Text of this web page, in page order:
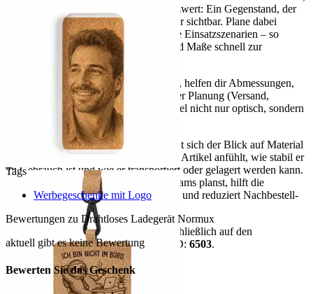
im Business-Kontext durch seinen Nutzwert: Ein Gegenstand, der
tatsächlich verwendet wird, bleibt länger sichtbar. Plane dabei
Hochzeit oder Dankeschön als konkrete Einsatzszenarien – so
werden Menge, Verpackungseinheit und Maße schnell zur
hilfreichen Entscheidungsgrundlage.
Wenn du mehrere Varianten vergleichst, helfen dir Abmessungen,
Gewicht und Verpackungseinheit bei der Planung (Versand,
Lagerung, Ausgabe). So passt der Artikel nicht nur optisch, sondern
auch organisatorisch in deinen Prozess.
Für eine sichere Kaufentscheidung lohnt sich der Blick auf Material
und Maße: Sie bestimmen, wie sich der Artikel anfühlt, wie stabil er
im Gebrauch ist und wie er transportiert oder gelagert werden kann.
Wenn du für mehrere Personen oder Teams planst, hilft die
Verpackungseinheit bei der Kalkulation und reduziert Nachbestell-
Alle Aussagen basieren ausschließlich auf den
vorhandenen Artikeldaten. Datensatz-ID: 6503.
mehr anzeigen
Tags
Werbegeschenke mit Logo
Bewertungen zu Drahtloses Ladegerät Normux
aktuell gibt es keine Bewertung
Bewerten Sie das Geschenk